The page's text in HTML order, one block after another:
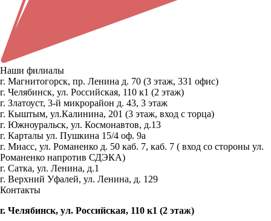
Наши филиалы
г. Магнитогорск, пр. Ленина д. 70 (3 этаж, 331 офис)
г. Челябинск, ул. Российская, 110 к1 (2 этаж)
г. Златоуст, 3-й микрорайон д. 43, 3 этаж
г. Кыштым, ул.Калинина, 201 (3 этаж, вход с торца)
г. Южноуральск, ул. Космонавтов, д.13
г. Карталы ул. Пушкина 15/4 оф. 9а
г. Миасс, ул. Романенко д. 50 каб. 7, каб. 7 ( вход со стороны ул.
Романенко напротив СДЭКА)
г. Сатка, ул. Ленина, д.1
г. Верхний Уфалей, ул. Ленина, д. 129
Контакты
г. Челябинск, ул. Российская, 110 к1 (2 этаж)